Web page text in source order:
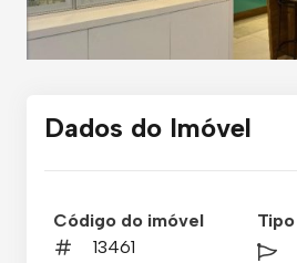
Dados do Imóvel
Código do imóvel
13461
Tipo